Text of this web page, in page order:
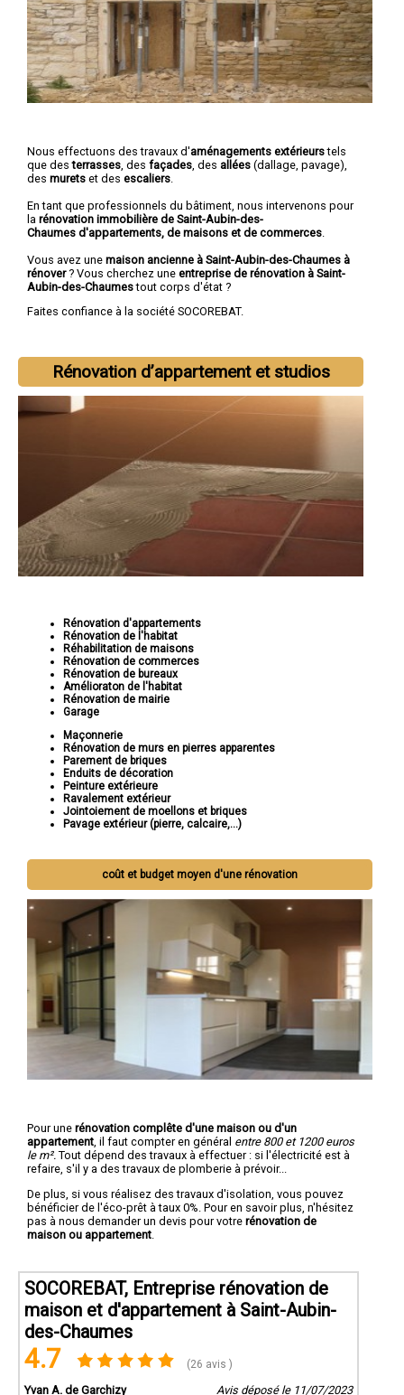
Nous effectuons des travaux d'aménagements extérieurstels
que desterrasses , des façades , des allées (dallage, pavage),
des murets et des escaliers
En tant que professionnels du bâtiment, nous intervenons pour
la rénovation immobilière de Saint-Aubin-des-
Chaumes d'appartements, de maisons et de commerces
Vous avez une maison ancienne à Saint-Aubin-des-Chaumes à
rénover? Vous cherchez une entreprise de rénovation à Saint-
Aubin-des-Chaumestout corps d'état ?
Faites confiance à la société SOCOREBAT.
Rénovation d’appartement et studios
Rénovation d'appartements
Rénovation de l'habitat
Réhabilitation de maisons
Rénovation de commerces
Rénovation de bureaux
Amélioraton de l'habitat
Rénovation de mairie
Garage
Maçonnerie
Rénovation de murs en pierres apparentes
Parement de briques
Enduits de décoration
Peinture extérieure
Ravalement extérieur
Jointoiement de moellons et briques
Pavage extérieur (pierre, calcaire,...)
Si vous cherchez à rénover votre maison pour la rendre plus
belle, fonctionnelle et adaptée à vos besoins, Socorebat est là
pour vous. Contactez-nous dès aujourd'hui pour discuter de votre
projet et laissez-nous vous montrer comment nous pouvons
réaliser votre vision de rénovation.
coût et budget moyen d'une rénovation
Pour une rénovation complête d'une maison ou d'un
appartement , il faut compter en général entre 800 et 1200 euros
le m². Tout dépend des travaux à effectuer : si l'électricité est à
refaire, s'il y a des travaux de plomberie à prévoir...
De plus, si vous réalisez des travaux d'isolation, vous pouvez
bénéficier de l'éco-prêt à taux 0%. Pour en savoir plus, n'hésitez
pas à nous demander un devis pour votre rénovation de
maison ou appartement
SOCOREBAT, Entreprise rénovation de
maison et d'appartement à Saint-Aubin-
des-Chaumes
4.7 (26 avis )
Yvan A. de Garchizy Avis déposé le 11/07/2023